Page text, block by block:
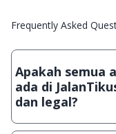
Frequently Asked
Apakah semua
ada di
dan legal?
Ya, JalanTikus hanya